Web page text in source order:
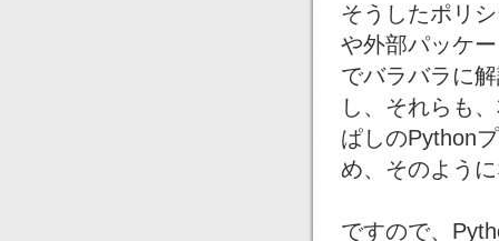
そうしたポリ
や外部パッケ
でバラバラに
し、それらも
ぱしのPython
め、そのよう
ですので、